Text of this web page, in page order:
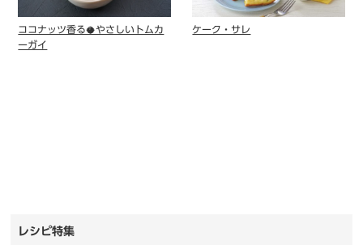
ココナッツ香る🥥やさしいトムカ
ーガイ
ケーク・サレ
レシピ特集